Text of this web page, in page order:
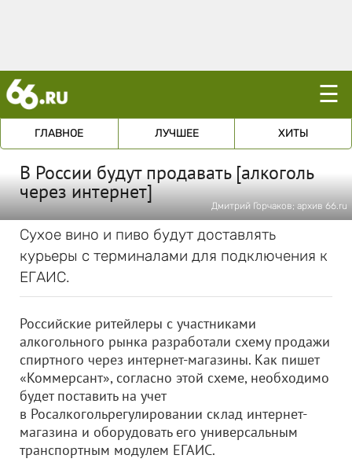
☰
ГЛАВНОЕ ЛУЧШЕЕ ХИТЫ
В России будут продавать [алкоголь
через интернет]
Дмитрий Горчаков; архив 66.ru
Сухое вино и пиво будут доставлять
курьеры с терминалами для подключения к
ЕГАИС.
Российские ритейлеры с участниками
алкогольного рынка разработали схему продажи
спиртного через интернет-магазины. Как пишет
«Коммерсант», согласно этой схеме, необходимо
будет поставить на учет
в Росалкогольрегулировании склад интернет-
магазина и оборудовать его универсальным
транспортным модулем ЕГАИС.